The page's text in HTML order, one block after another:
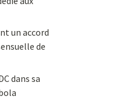
un accord
de
dans sa